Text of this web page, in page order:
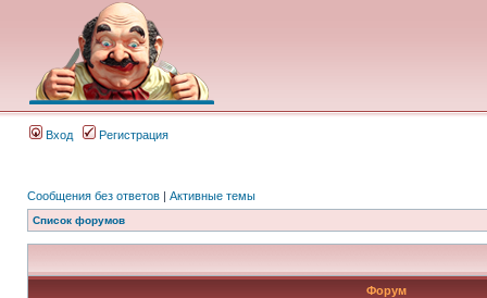
Вход Регистрация
Сообщения без ответов | Активные темы
Список форумов
Форум